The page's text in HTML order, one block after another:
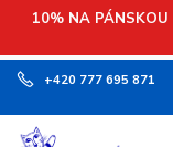
10% NA
+420 777 695 871